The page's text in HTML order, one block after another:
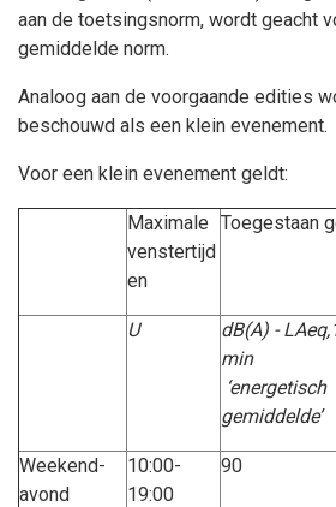
aan de toetsingsnorm, wordt geacht
gemiddelde norm.
Analoog aan de voorgaande edities
beschouwd als een klein evenement.
Voor een klein evenement geldt:
Maximale
venstertijd
en
Toegestaan
U
dB(A) -
min
‘energetisch
gemiddelde’
Weekend-
avond
10:00-
19:00
90